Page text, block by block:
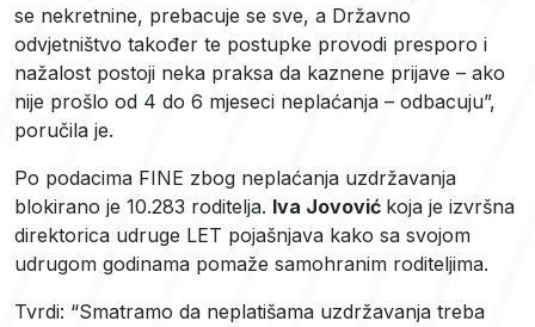
se nekretnine, prebacuje se sve, a Državno
odvjetništvo također te postupke provodi presporo i
nažalost postoji neka praksa da kaznene prijave – ako
nije prošlo od 4 do 6 mjeseci neplaćanja – odbacuju”,
poručila je.
Po podacima FINE zbog neplaćanja uzdržavanja
blokirano je 10.283 roditelja. Iva Jovović koja je izvršna
direktorica udruge LET pojašnjava kako sa svojom
udrugom godinama pomaže samohranim roditeljima.
Tvrdi: “Smatramo da neplatišama uzdržavanja treba